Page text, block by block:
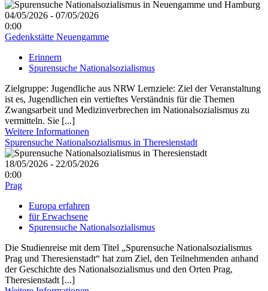
04/05/2026 - 07/05/2026
0:00
Gedenkstätte Neuengamme
Erinnern
Spurensuche Nationalsozialismus
Zielgruppe: Jugendliche aus NRW Lernziele: Ziel der Veranstaltung
ist es, Jugendlichen ein vertieftes Verständnis für die Themen
Zwangsarbeit und Medizinverbrechen im Nationalsozialismus zu
vermitteln. Sie [...]
Weitere Informationen
Spurensuche Nationalsozialismus in Theresienstadt
18/05/2026 - 22/05/2026
0:00
Prag
Europa erfahren
für Erwachsene
Spurensuche Nationalsozialismus
Die Studienreise mit dem Titel „Spurensuche Nationalsozialismus
Prag und Theresienstadt“ hat zum Ziel, den Teilnehmenden anhand
der Geschichte des Nationalsozialismus und den Orten Prag,
Theresienstadt [...]